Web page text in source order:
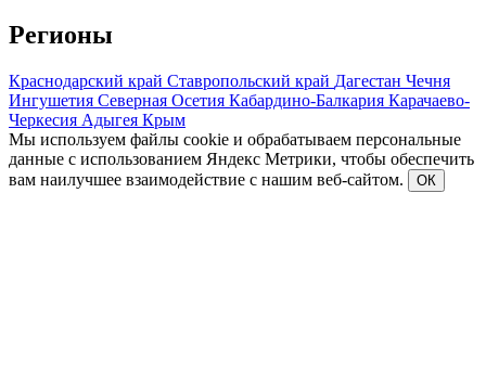
Регионы
Краснодарский край Ставропольский край Дагестан Чечня
Ингушетия Северная Осетия Кабардино-Балкария Карачаево-
Черкесия Адыгея Крым
Мы используем файлы cookie и обрабатываем персональные
данные с использованием Яндекс Метрики, чтобы обеспечить
вам наилучшее взаимодействие с нашим веб-сайтом.
ОК